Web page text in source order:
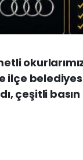
ilçe
çeşitli